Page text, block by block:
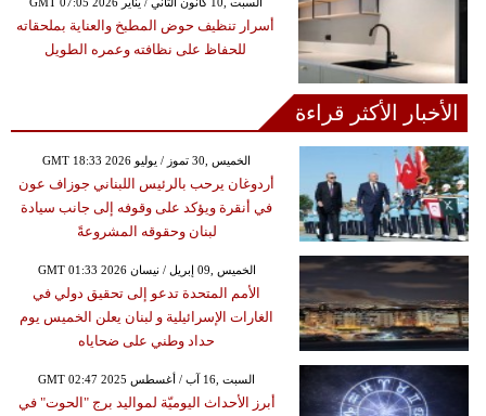
أسرار تنظيف حوض المطبخ والعناية بملحقاته
للحفاظ على نظافته وعمره الطويل
الأخبار الأكثر قراءة
GMT 18:33 2026 الخميس ,30 تموز / يوليو
أردوغان يرحب بالرئيس اللبناني جوزاف عون
في أنقرة ويؤكد على وقوفه إلى جانب سيادة
لبنان وحقوقه المشروعةً
GMT 01:33 2026 الخميس ,09 إبريل / نيسان
الأمم المتحدة تدعو إلى تحقيق دولي في
الغارات الإسرائيلية و لبنان يعلن الخميس يوم
حداد وطني على ضحاياه
GMT 02:47 2025 السبت ,16 آب / أغسطس
أبرز الأحداث اليوميّة لمواليد برج "الحوت" في